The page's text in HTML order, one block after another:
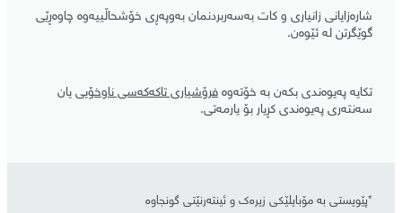
شارەزایانی زانیاری و کات بەسەربردنمان بەوپەڕی خۆشحاڵییەوە چاوەڕێی
گوێگرتن لە ئێوەن.
تکایە پەیوەندی بکەن بە خۆتەوەفرۆشیاری تاکەکەسی ناوخۆیییان
سەنتەری پەیوەندی کڕیار بۆ یارمەتی.
*پێویستی بە مۆبایلێکی زیرەک و ئینتەرنێتی گونجاوە